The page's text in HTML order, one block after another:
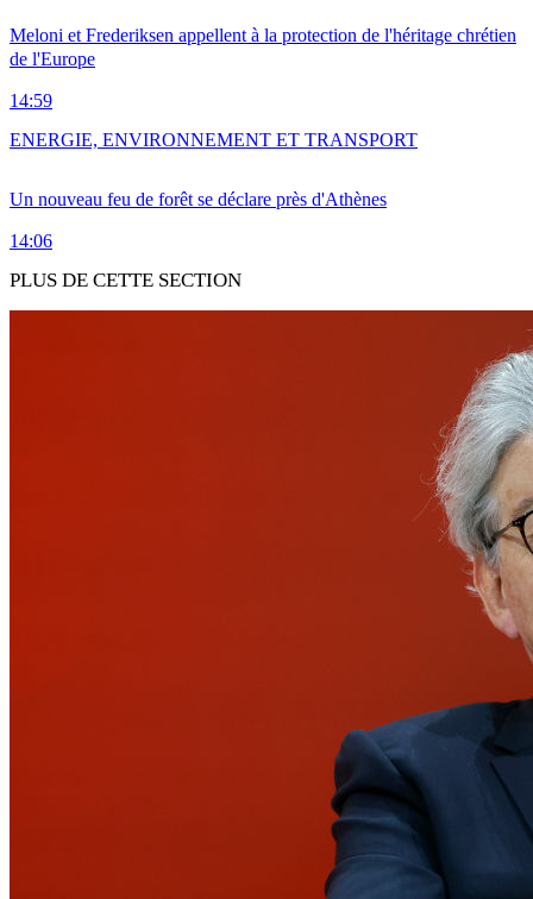
Meloni et Frederiksen appellent à la protection de l'héritage chrétien
de l'Europe
14:59
Un nouveau feu de forêt se déclare près d'Athènes
14:06
ENERGIE, ENVIRONNEMENT ET TRANSPORT
PLUS DE CETTE SECTION